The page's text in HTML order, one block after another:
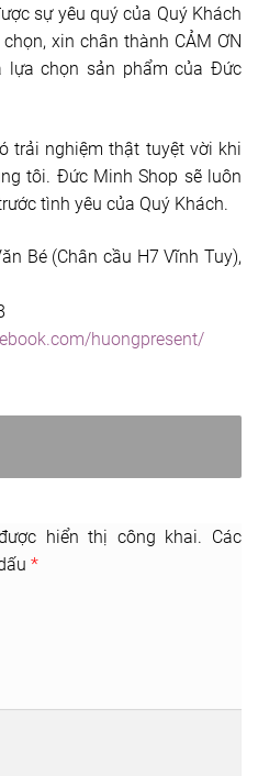
sự yêu quý của Quý Khách
xin chân thành CẢM ƠN
lựa chọn sản phẩm của Đức
trải nghiệm thật tuyệt vời khi
tôi. Đức Minh Shop sẽ luôn
tình yêu của Quý Khách.
Bé (Chân cầu H7 Vĩnh Tuy),
huongpresent/
hiển thị công khai. Các
*